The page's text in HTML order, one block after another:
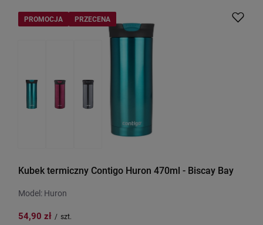
PROMOCJA PRZECENA
Kubek termiczny Contigo Huron 470ml - Biscay Bay
Model: Huron
54,90 zł / szt.